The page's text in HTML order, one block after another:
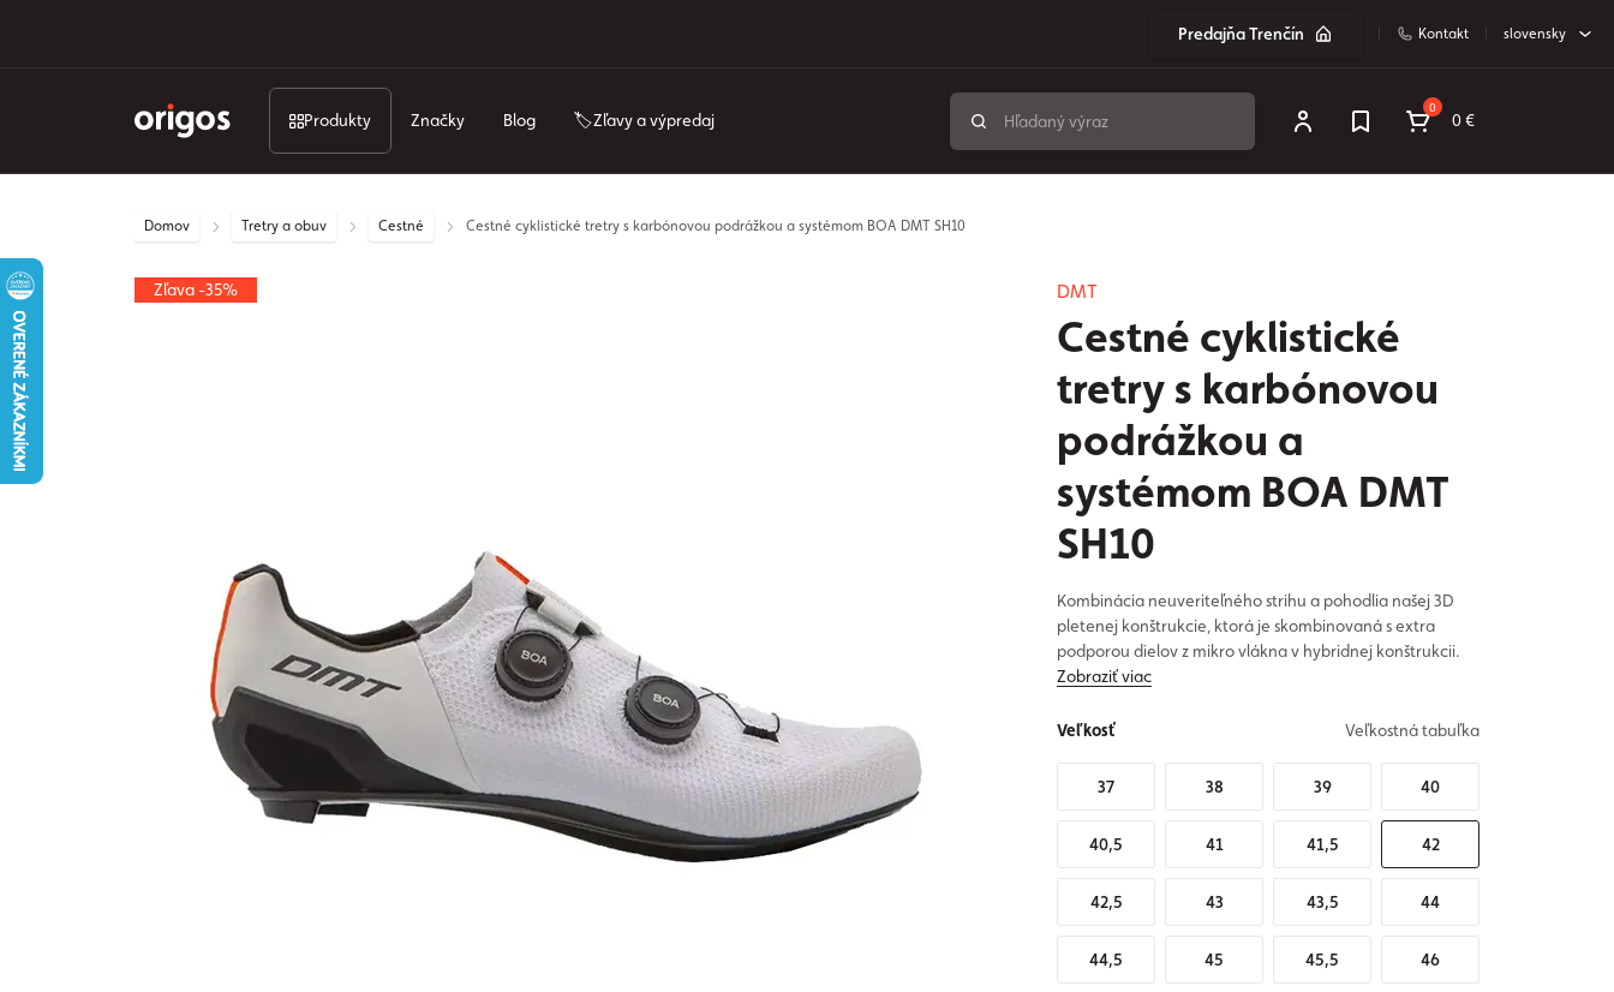
Predajňa Trenčín Kontakt slovensky
Produkty Značky Blog 🏷️Zľavy a výpredaj
0
0 €
Domov Tretry a obuv Cestné Cestné cyklistické tretry s karbónovou podrážkou a systémom BOA DMT SH10
DMT
Cestné cyklistické
tretry s karbónovou
podrážkou a
systémom BOA DMT
SH10
Kombinácia neuveriteľného strihu a pohodlia našej 3D
pletenej konštrukcie, ktorá je skombinovaná s extra
podporou dielov z mikro vlákna v hybridnej konštrukcii.
Zobraziť viac
Zľava -35%
Veľkosť Veľkostná tabuľka
37 38 39 40
40,5 41 41,5 42
42,5 43 43,5 44
44,5 45 45,5 46